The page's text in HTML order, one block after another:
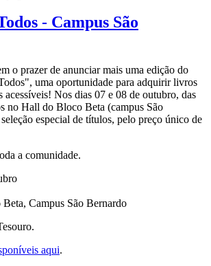
- Campus São
o prazer de anunciar mais uma edição do
uma oportunidade para adquirir livros
acessíveis! Nos dias 07 e 08 de outubro, das
no Hall do Bloco Beta (campus São
especial de títulos, pelo preço único de
a comunidade.
Campus São Bernardo
aqui.